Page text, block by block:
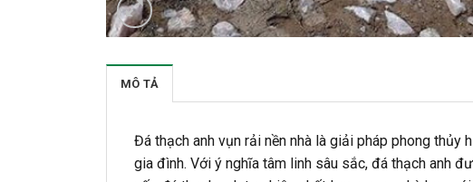
MÔ TẢ
Đá thạch anh vụn rải nền nhà là giải pháp phong
gia đình. Với ý nghĩa tâm linh sâu sắc, đá thạch anh